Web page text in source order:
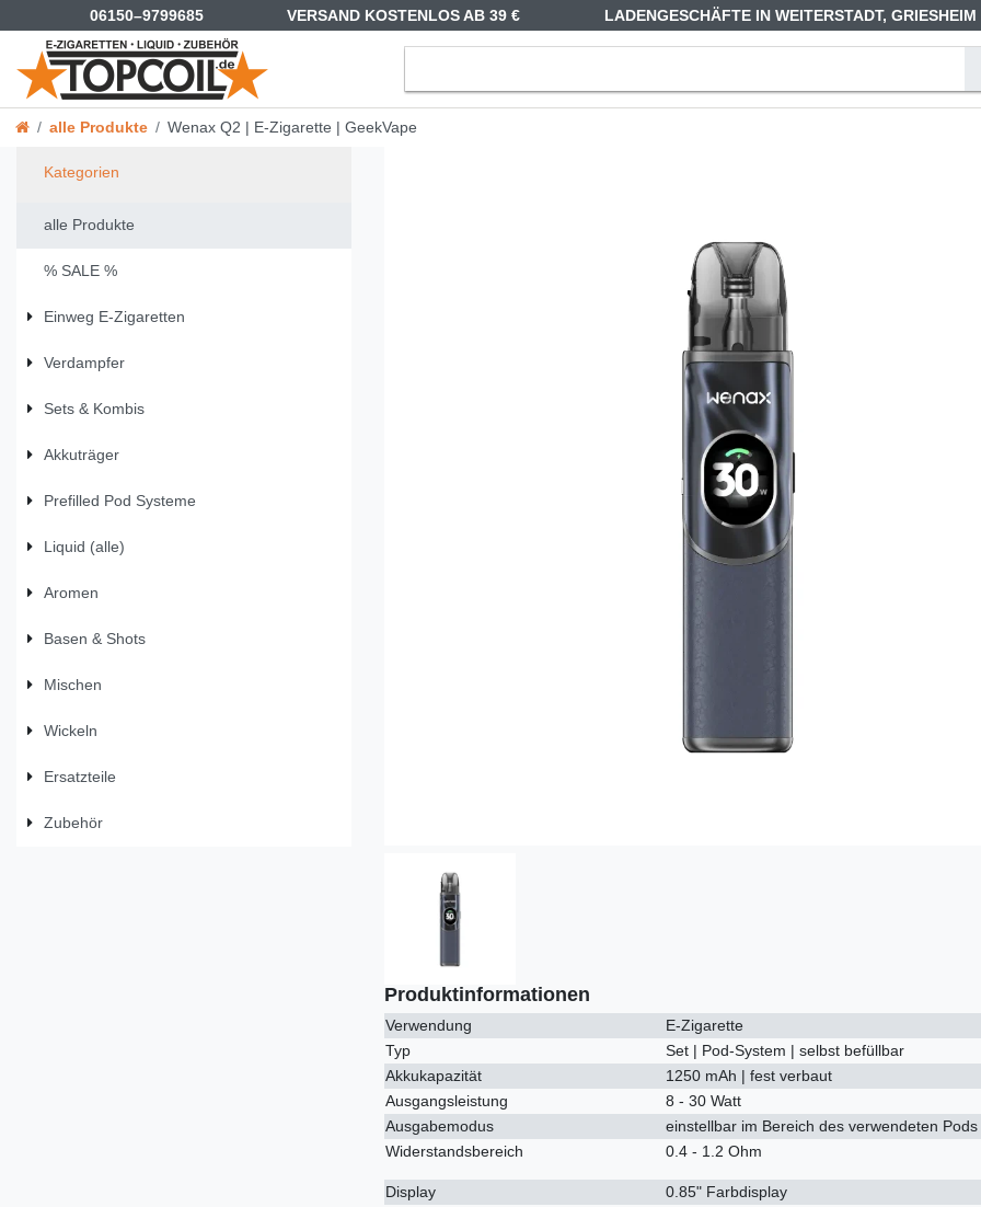
06150–9799685 VERSAND KOSTENLOS AB 39 € LADENGESCHÄFTE IN WEITERSTADT,
alle Produkte Wenax Q2 | E-Zigarette | GeekVape
Kategorien
alle Produkte
% SALE %
Einweg E-Zigaretten
Verdampfer
Sets & Kombis
Akkuträger
Prefilled Pod Systeme
Liquid (alle)
Aromen
Basen & Shots
Mischen
Wickeln
Ersatzteile
Zubehör
Produktinformationen
Verwendung
E-Zigarette
Typ
Set | Pod-System | selbst befüllbar
Akkukapazität
1250 mAh | fest verbaut
Ausgangsleistung
8 - 30 Watt
Ausgabemodus
einstellbar im Bereich des verwendeten Pods
Widerstandsbereich
0.4 - 1.2 Ohm
Display
0.85" Farbdisplay